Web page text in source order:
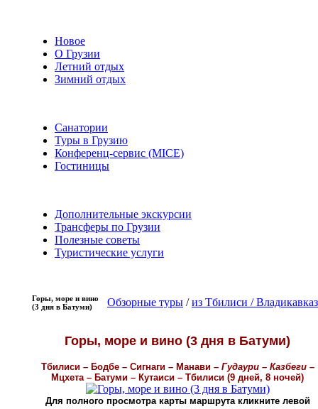
Новое
О Грузии
Летний отдых
Зимний отдых
Санатории
Туры в Грузию
Конференц-сервис (MICE)
Гостиницы
Дополнительные экскурсии
Трансферы по Грузии
Полезные советы
Туристические услуги
Горы, море и вино
(3 дня в Батуми)
Обзорные туры /из Тбилиси /
Горы, море и вино (3 дня в Батуми)
Тбилиси – Бодбе – Сигнаги – Манави – Гудаури – Казбеги–
Мцхета – Батуми – Кутаиси – Тбилиси (9 дней, 8 ночей)
Для полного просмотра карты маршрута кликните левой